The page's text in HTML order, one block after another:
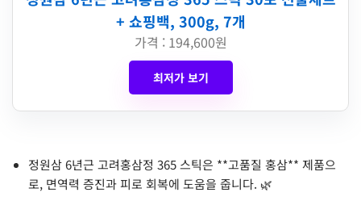
+ 쇼핑백, 300g, 7개
가격 : 194,600원
최저가 보기
정원삼 6년근 고려홍삼정 365 스틱은 **고품질 홍삼** 제품으
로, 면역력 증진과 피로 회복에 도움을 줍니다. 🌿